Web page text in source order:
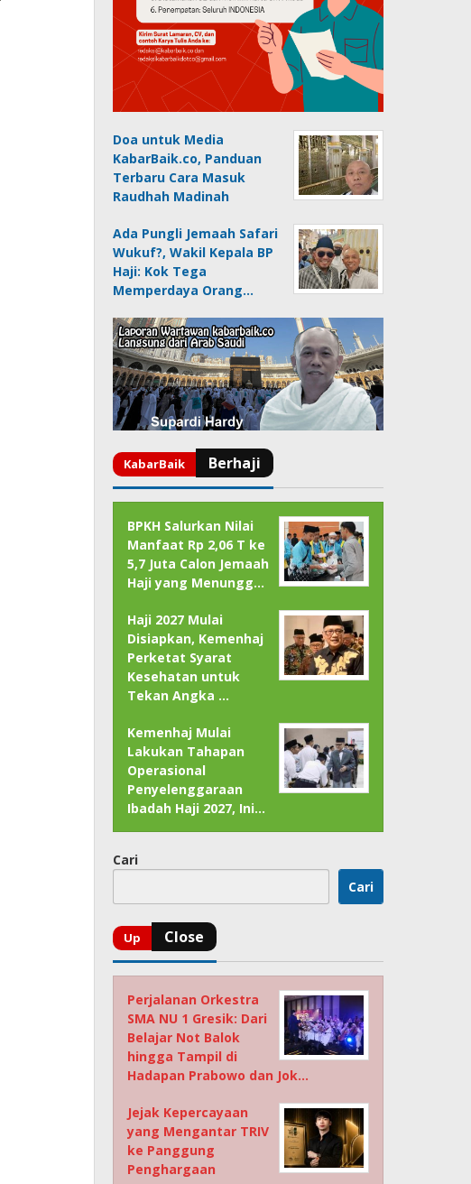
Doa untuk Media
KabarBaik.co, Panduan
Terbaru Cara Masuk
Raudhah Madinah
Ada Pungli Jemaah Safari
Wukuf?, Wakil Kepala BP
Haji: Kok Tega
Memperdaya Orang…
BPKH Salurkan Nilai
Manfaat Rp 2,06 T ke
5,7 Juta Calon Jemaah
Haji yang Menungg…
Haji 2027 Mulai
Disiapkan, Kemenhaj
Perketat Syarat
Kesehatan untuk
Tekan Angka …
Kemenhaj Mulai
Lakukan Tahapan
Operasional
Penyelenggaraan
Ibadah Haji 2027, Ini…
Cari
Cari
Perjalanan Orkestra
SMA NU 1 Gresik: Dari
Belajar Not Balok
hingga Tampil di
Hadapan Prabowo dan Jok…
Jejak Kepercayaan
yang Mengantar TRIV
ke Panggung
Penghargaan